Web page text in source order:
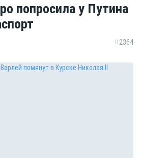
попросила у Путина
2364